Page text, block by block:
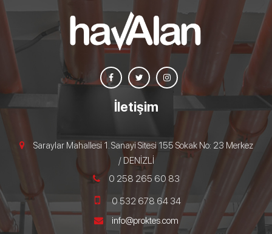
İletişim
Saraylar Mahallesi 1. Sanayi Sitesi 155 Sokak No: 23 Merkez
/ DENİZLİ
0 258 265 60 83
0 532 678 64 34
info@proktes.com